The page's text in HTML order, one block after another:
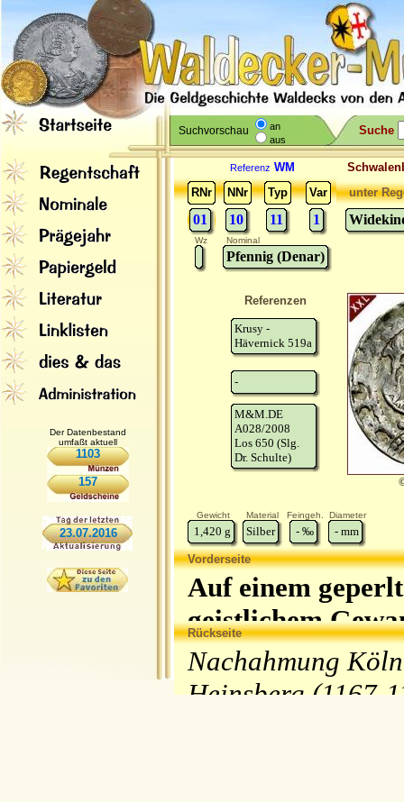
Suchvorschau
an
aus
Suche
Der Datenbestand
umfaßt aktuell
1103
157
23.07.2016
Referenz WM
RNr
NNr Typ Var
01 10 11 1
unter
Wz Nominal
Pfennig (Denar)
Referenzen
Krusy -
Hävernick 519a
-
M&M.DE
A028/2008
Los 650 (Slg.
Dr. Schulte)
Gewicht Material Feingeh. Diameter
1,420 g Silber - ‰ - mm
Vorderseite
Auf einem
geistlichem
Seiten des
eine Kugel,
Rückseite
Nachahmung
Heinsberg (1167-